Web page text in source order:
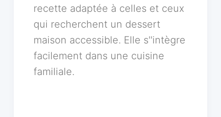
recette adaptée à celles et ceux
qui recherchent un dessert
maison accessible. Elle s''intègre
facilement dans une cuisine
familiale.